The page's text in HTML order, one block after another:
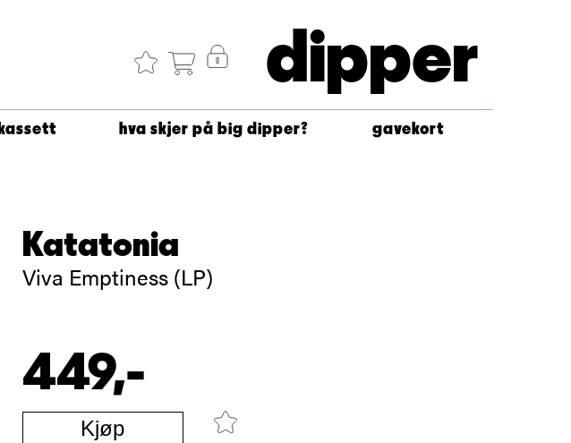
dipper
kassett hva skjer på big dipper? gavekort
Katatonia
Viva Emptiness (LP)
449,-
Kjøp